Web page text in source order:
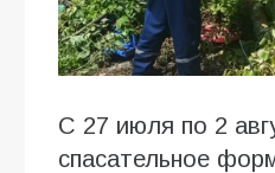
С 27 июля по 2
спасательное